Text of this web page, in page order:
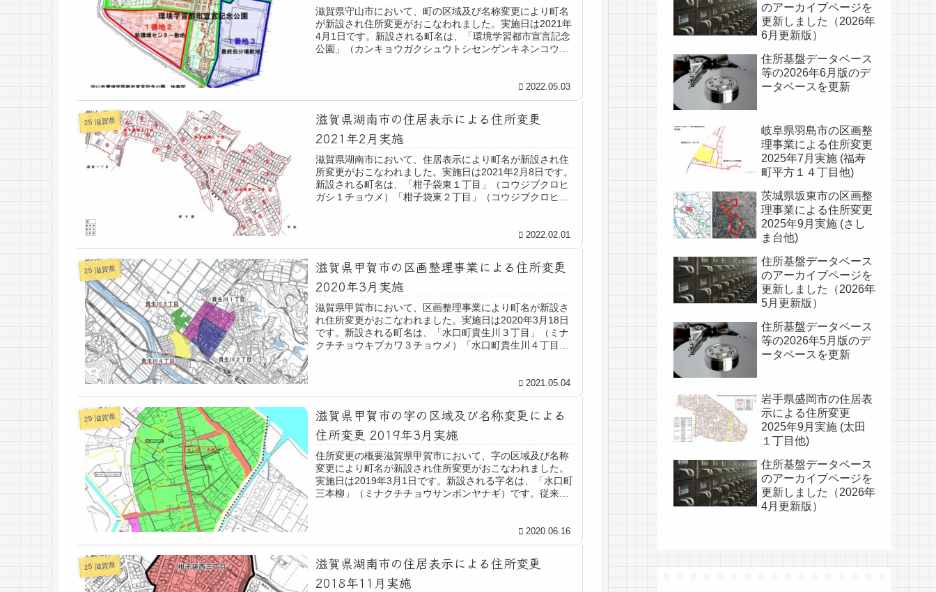
滋賀県守山市において、町の区域及び名称変更により町名
が新設され住所変更がおこなわれました。実施日は2021年
4月1日です。新設される町名は、「環境学習都市宣言記念
公園」（カンキョウガクシュウトシセンゲンキネンコウエ
2022.05.03
25 滋賀県
滋賀県湖南市の住居表示による住所変更
2021年2月実施
滋賀県湖南市において、住居表示により町名が新設され住
所変更がおこなわれました。実施日は2021年2月8日です。
新設される町名は、「柑子袋東１丁目」（コウジブクロヒ
ガシ１チョウメ）「柑子袋東２丁目」（コウジブクロヒガ
2022.02.01
25 滋賀県
滋賀県甲賀市の区画整理事業による住所変更
2020年3月実施
滋賀県甲賀市において、区画整理事業により町名が新設さ
れ住所変更がおこなわれました。実施日は2020年3月18日
です。新設される町名は、「水口町貴生川３丁目」（ミナ
クチチョウキブカワ３チョウメ）「水口町貴生川４丁目」
2021.05.04
25 滋賀県
滋賀県甲賀市の字の区域及び名称変更による
住所変更 2019年3月実施
住所変更の概要滋賀県甲賀市において、字の区域及び名称
変更により町名が新設され住所変更がおこなわれました。
実施日は2019年3月1日です。新設される字名は、「水口町
三本柳」（ミナクチチョウサンボンヤナギ）です。従来の
2020.06.16
25 滋賀県
滋賀県湖南市の住居表示による住所変更
2018年11月実施
のアーカイブページを
更新しました（2026年
6月更新版）
住所基盤データベース
等の2026年6月版のデ
ータベースを更新
岐阜県羽島市の区画整
理事業による住所変更
2025年7月実施 (福寿
町平方１４丁目他)
茨城県坂東市の区画整
理事業による住所変更
2025年9月実施 (さし
ま台他)
住所基盤データベース
のアーカイブページを
更新しました（2026年
5月更新版）
住所基盤データベース
等の2026年5月版のデ
ータベースを更新
岩手県盛岡市の住居表
示による住所変更
2025年9月実施 (太田
１丁目他)
住所基盤データベース
のアーカイブページを
更新しました（2026年
4月更新版）